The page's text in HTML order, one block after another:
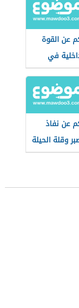
عن القوة
في
عن نفاذ
وقلة الحيلة